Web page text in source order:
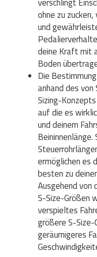
ohne zu
und
deine Kraft mit
Boden
Die
anhand des
Sizing-
auf die es
und deinem
Beininnenlänge.
ermöglichen es
besten zu
Ausgehend von
S-Size-Größen
verspieltes
größere S-
geräumigeres